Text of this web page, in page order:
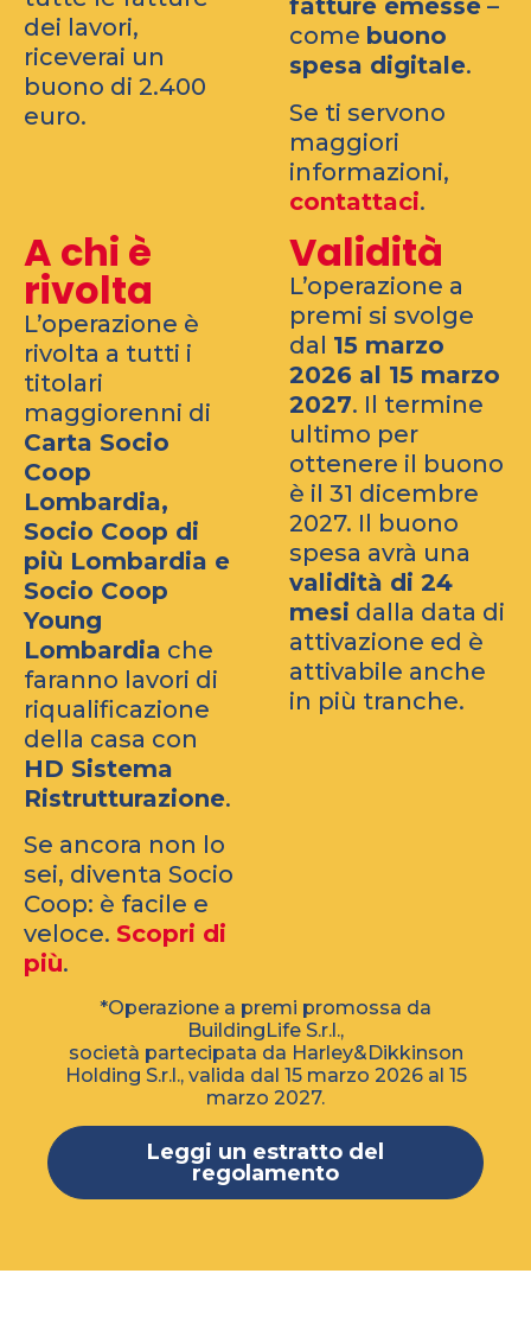
dei lavori,
riceverai un
buono di 2.400
euro.
fatture emesse –
come buono
spesa digitale.
Se ti servono
maggiori
informazioni,
contattaci.
A chi è
rivolta
L’operazione è
rivolta a tutti i
titolari
maggiorenni di
Carta Socio
Coop
Lombardia,
Socio Coop di
più Lombardia e
Socio Coop
Young
Lombardia che
faranno lavori di
riqualificazione
della casa con
HD Sistema
Ristrutturazione.
Se ancora non lo
sei, diventa Socio
Coop: è facile e
veloce. Scopri di
più.
Validità
L’operazione a
premi si svolge
dal 15 marzo
2026 al 15 marzo
2027. Il termine
ultimo per
ottenere il buono
è il 31 dicembre
2027. Il buono
spesa avrà una
validità di 24
mesi dalla data di
attivazione ed è
attivabile anche
in più tranche.
*Operazione a premi promossa da
BuildingLife S.r.l.,
società partecipata da Harley&Dikkinson
Holding S.r.l., valida dal 15 marzo 2026 al 15
marzo 2027.
Leggi un estratto del
regolamento